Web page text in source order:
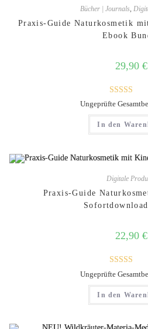
Bücher | Journals
Praxis-Guide Naturkosmetik
Ebook
29,90 €
Bewertet
5.00von
Ungeprüfte
In den
Digitale
Praxis-Guide
22,90 €
Bewertet
5.00von
Ungeprüfte
In den